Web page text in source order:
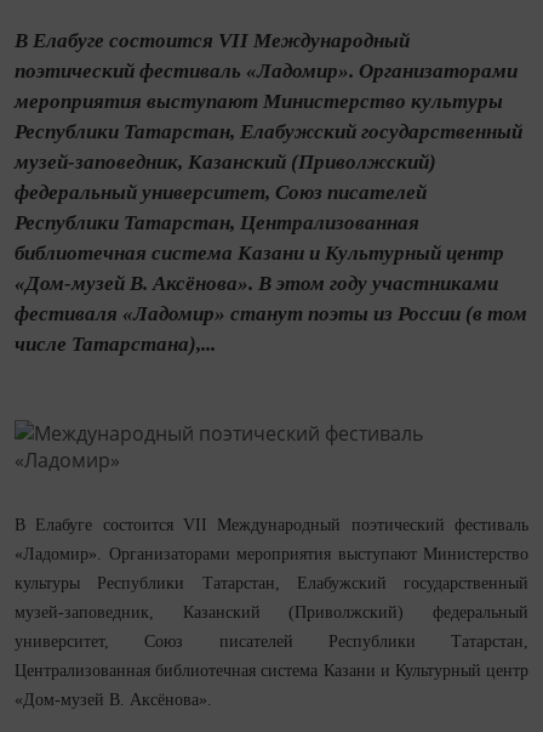
В Елабуге состоится VII Международный
поэтический фестиваль «Ладомир». Организаторами
мероприятия выступают Министерство культуры
Республики Татарстан, Елабужский государственный
музей-заповедник, Казанский (Приволжский)
федеральный университет, Союз писателей
Республики Татарстан, Централизованная
библиотечная система Казани и Культурный центр
«Дом-музей В. Аксёнова». В этом году участниками
фестиваля «Ладомир» станут поэты из России (в том
числе Татарстана),...
В Елабуге состоится VII Международный поэтический фестиваль
«Ладомир». Организаторами мероприятия выступают Министерство
культуры Республики Татарстан, Елабужский государственный
музей-заповедник, Казанский (Приволжский) федеральный
университет, Союз писателей Республики Татарстан,
Централизованная библиотечная система Казани и Культурный центр
«Дом-музей В. Аксёнова».